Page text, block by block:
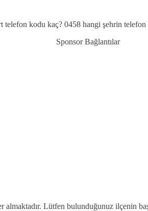
telefon kodu kaç? 0458 hangi şehrin
Sponsor Bağlantılar
almaktadır. Lütfen bulunduğunuz ilçenin